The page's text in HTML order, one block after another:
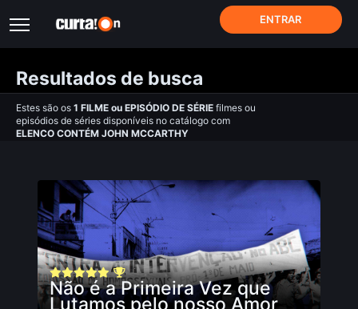
ENTRAR
Resultados de busca
Estes são os 1 FILME ou EPISÓDIO DE SÉRIE filmes ou
episódios de séries disponíveis no catálogo com
ELENCO CONTÉM JOHN MCCARTHY
Não é a Primeira Vez que
Lutamos pelo nosso Amor